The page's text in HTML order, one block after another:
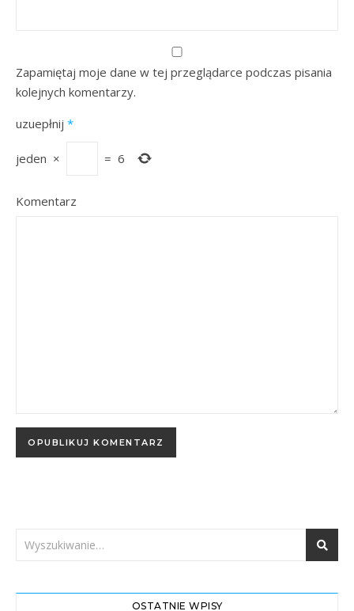
Zapamiętaj moje dane w tej przeglądarce podczas pisania
kolejnych komentarzy.
uzuepłnij *
jeden × = 6
Komentarz
OSTATNIE WPISY